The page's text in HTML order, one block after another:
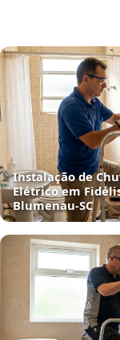
Instalação de
Elétrico em
Blumenau‑SC